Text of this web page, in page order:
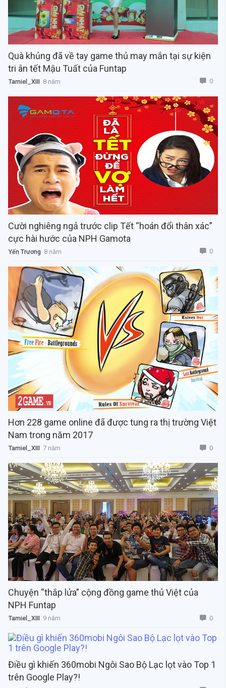
Quà khủng đã về tay game thủ may mắn tại sự kiện
tri ân tết Mậu Tuất của Funtap
Tamiel_XIII 8 năm 0
Cười nghiêng ngả trước clip Tết “hoán đổi thân xác”
cực hài hước của NPH Gamota
Yến Trương 8 năm 0
Hơn 228 game online đã được tung ra thị trường Việt
Nam trong năm 2017
Tamiel_XIII 7 năm 0
Chuyện “thắp lửa” cộng đồng game thủ Việt của
NPH Funtap
Tamiel_XIII 9 năm 0
Điều gì khiến 360mobi Ngôi Sao Bộ Lạc lọt vào Top 1
trên Google Play?!